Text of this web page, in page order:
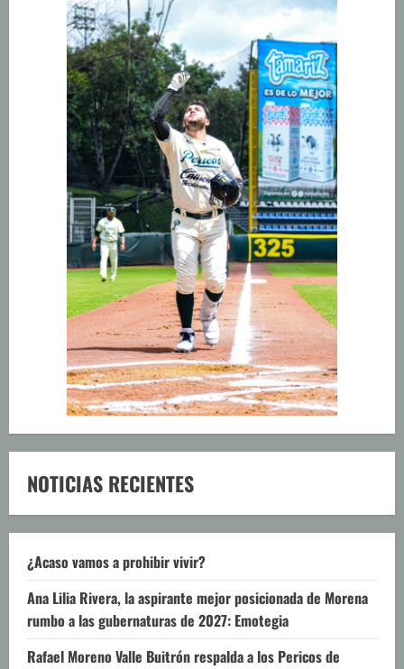
NOTICIAS RECIENTES
¿Acaso vamos a prohibir vivir?
Ana Lilia Rivera, la aspirante mejor posicionada de Morena
rumbo a las gubernaturas de 2027: Emotegia
Rafael Moreno Valle Buitrón respalda a los Pericos de